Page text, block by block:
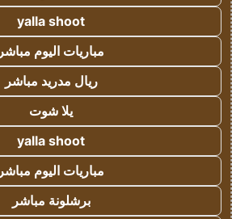
yalla shoot
مباريات اليوم مباشر
ريال مدريد مباشر
يلا شوت
yalla shoot
مباريات اليوم مباشر
برشلونة مباشر